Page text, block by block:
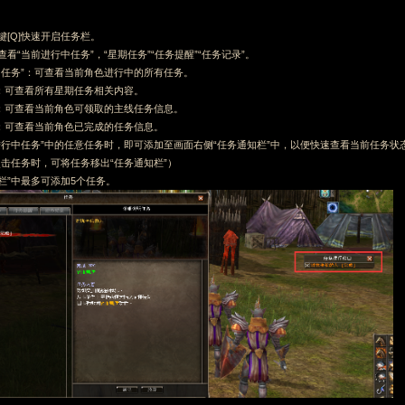
[Q]快速开启任务栏。
看“当前进行中任务”，“星期任务”“任务提醒”“任务记录”。
务”：可查看当前角色进行中的所有任务。
可查看所有星期任务相关内容。
可查看当前角色可领取的主线任务信息。
可查看当前角色已完成的任务信息。
中任务”中的任意任务时，即可添加至画面右侧“任务通知栏”中，以便快速查看当前任务状
任务时，可将任务移出“任务通知栏”）
”中最多可添加5个任务。